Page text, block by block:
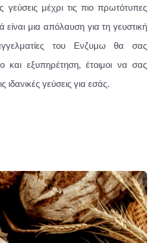
γεύσεις μέχρι τις πιο πρωτότυπες
είναι μια απόλαυση για τη γευστική
του Ενζυμω θα σας
και εξυπηρέτηση, έτοιμοι να σας
ιδανικές γεύσεις για εσάς.